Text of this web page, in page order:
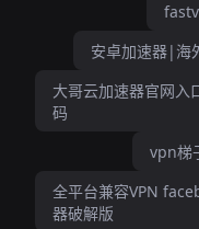
安卓加速器|海
大哥云加速器官网
码
vpn梯
全平台兼容VPN
器破解版